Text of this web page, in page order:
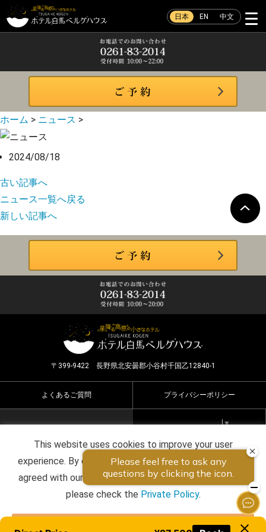
日本 EN 中文
ホーム > ニュース >
2024/08/18
古い記事へ
ニュース一覧へ戻る
新しい記事へ
〒399-9422 長野県北安曇郡小谷村千国乙12840-1
よくあるご質問 プライバシーポリシー
Select Language ▼
Copyright ©2026 HOTEL HAKUBA BERGHAUS all rights
reserved.
This website uses cookies to improve your user
experience. By continuing to use this website, you have
agreed with our cookie consent. For futher information,
please check the Private Policy.